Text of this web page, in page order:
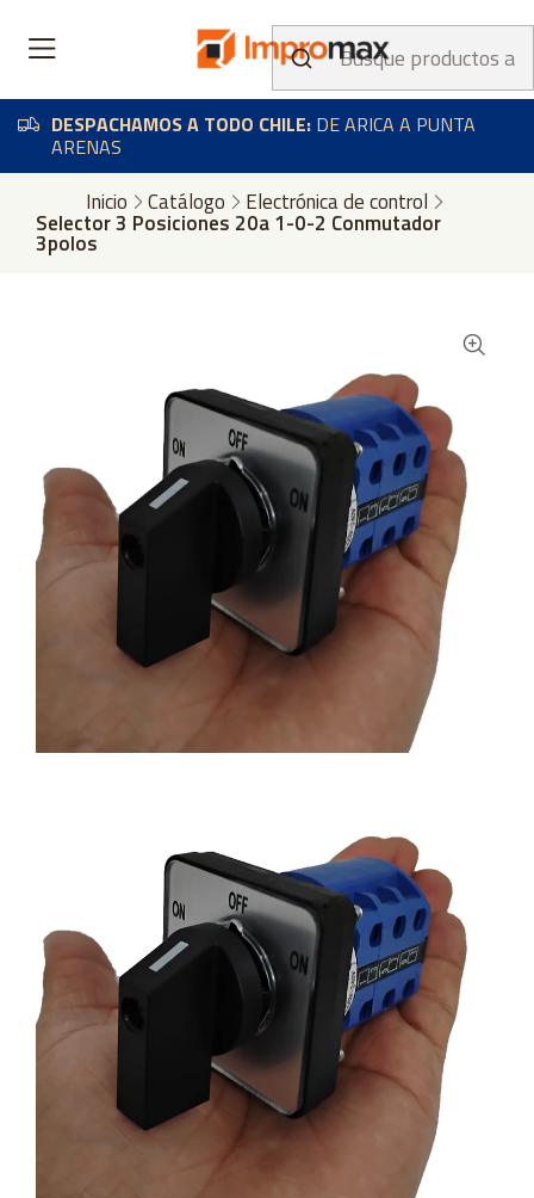
DESPACHAMOS A TODO CHILE: DE ARICA A PUNTA
ARENAS
Inicio Catálogo Electrónica de control
Selector 3 Posiciones 20a 1-0-2 Conmutador
3polos